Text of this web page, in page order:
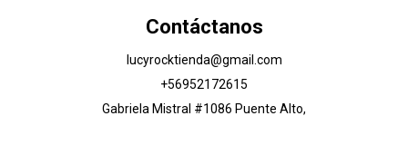
Contáctanos
lucyrocktienda@gmail.com
+56952172615
Gabriela Mistral #1086 Puente Alto,